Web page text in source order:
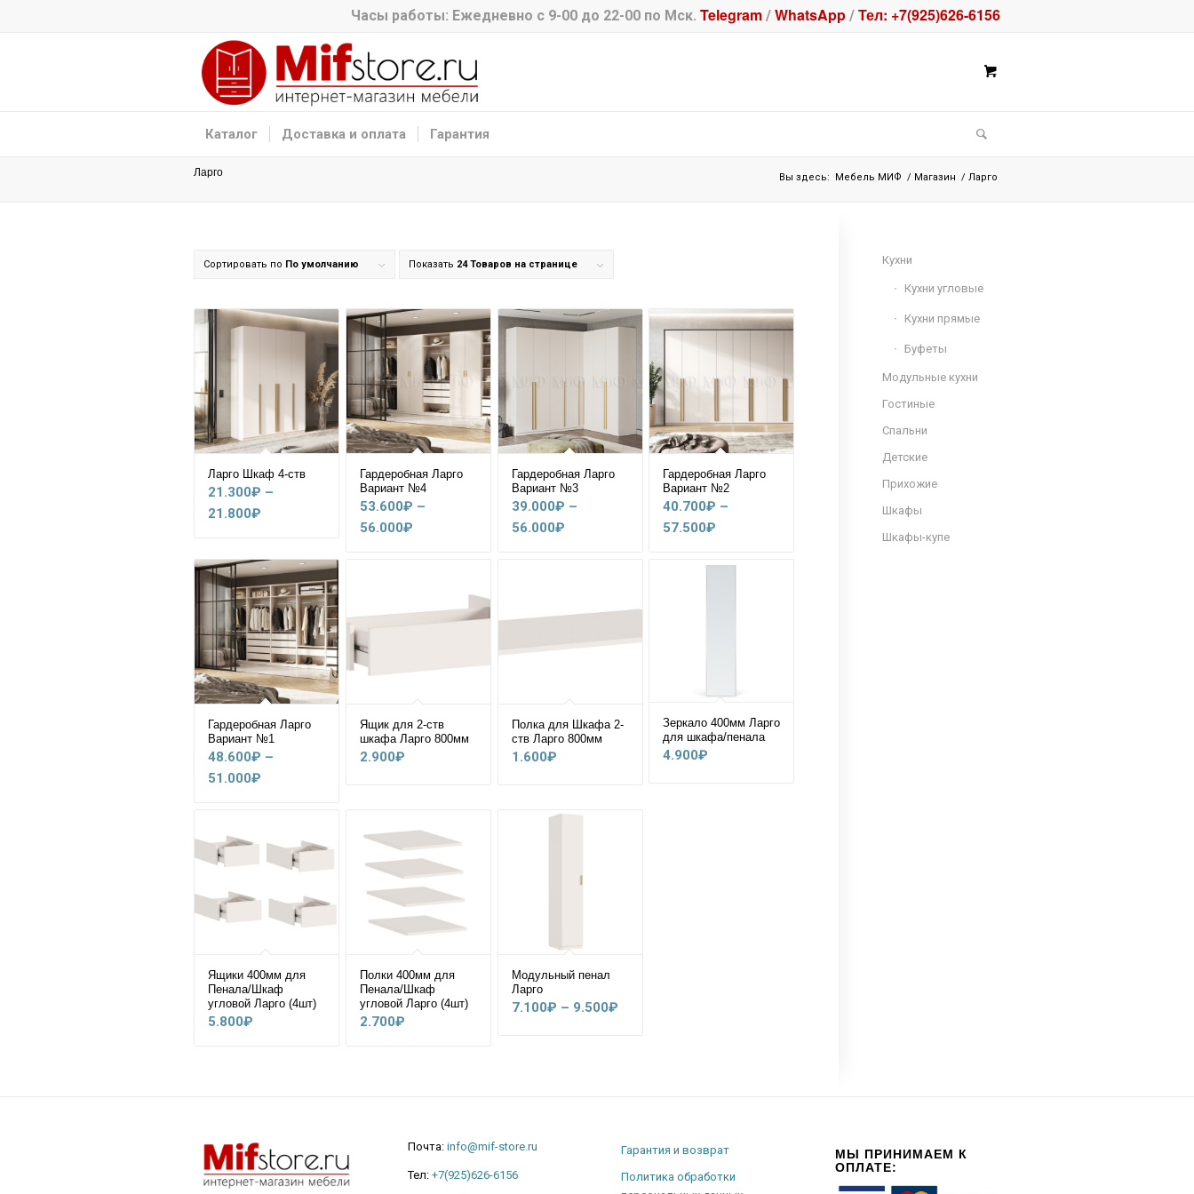
Часы работы: Ежедневно с 9-00 до 22-00 по Мск. Telegram / WhatsApp / Тел: +7(925)626-6156
Каталог Доставка и оплата Гарантия
Ларго Вы здесь: Мебель МИФ / Магазин / Ларго
Сортировать по По умолчанию Показать 24 Товаров на странице
Ларго Шкаф 4-ств
21.300₽ –
21.800₽
–
21.800₽
Гардеробная Ларго
Вариант №4
53.600₽ –
56.000₽Диапазон
56.000₽
Гардеробная Ларго
Вариант №3
39.000₽ –
56.000₽Диапазон
56.000₽
Гардеробная Ларго
Вариант №2
40.700₽ –
57.500₽
40.700₽
Гардеробная Ларго
Вариант №1
48.600₽ –
51.000₽
–
51.000₽
Ящик для 2-ств
шкафа Ларго 800мм
2.900₽
Полка для Шкафа 2-
ств Ларго 800мм
1.600₽
Зеркало 400мм Ларго
для шкафа/пенала
4.900₽
Ящики 400мм для
Пенала/Шкаф
угловой Ларго (4шт)
5.800₽
Полки 400мм для
Пенала/Шкаф
угловой Ларго (4шт)
2.700₽
Модульный пенал
Ларго
7.100₽ – 9.500₽Диапазон
Кухни
Кухни угловые
Кухни прямые
Буфеты
Модульные кухни
Гостиные
Спальни
Детские
Прихожие
Шкафы
Шкафы-купе
Почта: info@mif-store.ru
Тел: +7(925)626-6156
Гарантия и возврат
Политика обработки
МЫ ПРИНИМАЕМ К
ОПЛАТЕ: